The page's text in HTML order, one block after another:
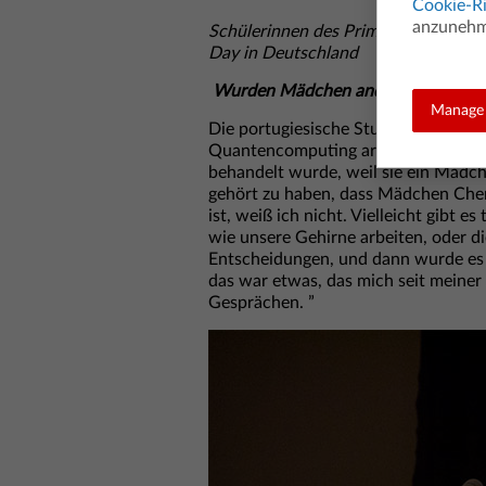
Schülerinnen des Primo-Levi-
Day in Deutschland
Wurden Mädchen anders
Die portugiesische Studentin Ana
Quantencomputing arbeitet, hatte
behandelt wurde, weil sie ein
gehört zu haben, dass Mädchen
ist, weiß ich nicht. Vielleicht gibt es
wie unsere Gehirne arbeiten, oder
Entscheidungen, und dann wurde
das war etwas, das mich seit
Gesprächen. ”
Cookie-